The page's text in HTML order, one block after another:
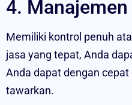
4.
Memiliki kontrol penuh
jasa yang tepat, Anda
Anda dapat dengan
tawarkan.